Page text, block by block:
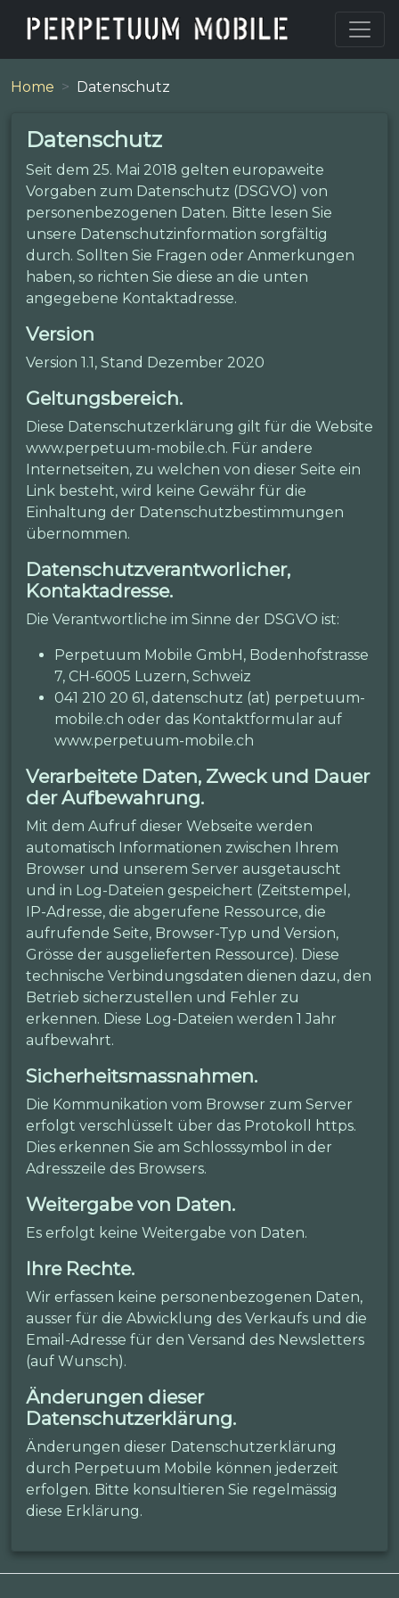
Home Datenschutz
Datenschutz
Seit dem 25. Mai 2018 gelten europaweite
Vorgaben zum Datenschutz (DSGVO) von
personenbezogenen Daten. Bitte lesen Sie
unsere Datenschutzinformation sorgfältig
durch. Sollten Sie Fragen oder Anmerkungen
haben, so richten Sie diese an die unten
angegebene Kontaktadresse.
Version
Version 1.1, Stand Dezember 2020
Geltungsbereich.
Diese Datenschutzerklärung gilt für die Website
www.perpetuum-mobile.ch. Für andere
Internetseiten, zu welchen von dieser Seite ein
Link besteht, wird keine Gewähr für die
Einhaltung der Datenschutzbestimmungen
übernommen.
Datenschutzverantworlicher,
Kontaktadresse.
Die Verantwortliche im Sinne der DSGVO ist:
Perpetuum Mobile GmbH, Bodenhofstrasse
7, CH-6005 Luzern, Schweiz
041 210 20 61, datenschutz (at) perpetuum-
mobile.ch oder das Kontaktformular auf
www.perpetuum-mobile.ch
Verarbeitete Daten, Zweck und Dauer
der Aufbewahrung.
Mit dem Aufruf dieser Webseite werden
automatisch Informationen zwischen Ihrem
Browser und unserem Server ausgetauscht
und in Log-Dateien gespeichert (Zeitstempel,
IP-Adresse, die abgerufene Ressource, die
aufrufende Seite, Browser-Typ und Version,
Grösse der ausgelieferten Ressource). Diese
technische Verbindungsdaten dienen dazu, den
Betrieb sicherzustellen und Fehler zu
erkennen. Diese Log-Dateien werden 1 Jahr
aufbewahrt.
Sicherheitsmassnahmen.
Die Kommunikation vom Browser zum Server
erfolgt verschlüsselt über das Protokoll https.
Dies erkennen Sie am Schlosssymbol in der
Adresszeile des Browsers.
Weitergabe von Daten.
Es erfolgt keine Weitergabe von Daten.
Ihre Rechte.
Wir erfassen keine personenbezogenen Daten,
ausser für die Abwicklung des Verkaufs und die
Email-Adresse für den Versand des Newsletters
(auf Wunsch).
Änderungen dieser
Datenschutzerklärung.
Änderungen dieser Datenschutzerklärung
durch Perpetuum Mobile können jederzeit
erfolgen. Bitte konsultieren Sie regelmässig
diese Erklärung.